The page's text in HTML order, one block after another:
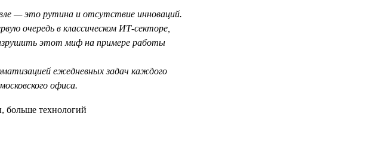
— это рутина и отсутствие инноваций.
очередь в классическом ИТ-секторе,
этот миф на примере работы
ежедневных задач каждого
офиса.